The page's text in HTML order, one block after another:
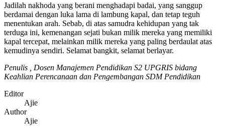
Jadilah nakhoda yang berani menghadapi badai, yang sanggup
berdamai dengan luka lama di lambung kapal, dan tetap teguh
menentukan arah. Sebab, di atas samudra kehidupan yang tak
terduga ini, kemenangan sejati bukan milik mereka yang memiliki
kapal tercepat, melainkan milik mereka yang paling berdaulat atas
kemudinya sendiri. Selamat bangkit, selamat berlayar.
Penulis , Dosen Manajemen Pendidikan S2 UPGRIS bidang
Keahlian Perencanaan dan Pengembangan SDM Pendidikan
Editor
Ajie
Author
Ajie